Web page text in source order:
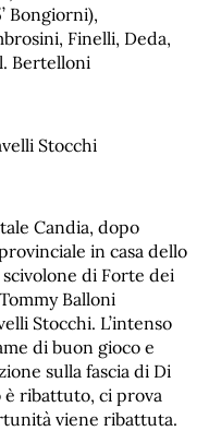
Bongiorni),
Finelli, Deda,
Bertelloni
Stocchi
Candia, dopo
in casa dello
di Forte dei
Balloni
Stocchi. L’intenso
di buon gioco e
sulla fascia di Di
ribattuto, ci prova
viene ribattuta.